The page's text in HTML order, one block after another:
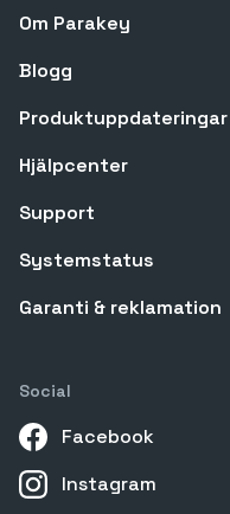
Om Parakey
Blogg
Produktuppdateringar
Hjälpcenter
Support
Systemstatus
Garanti & reklamation
Social
Facebook
Instagram